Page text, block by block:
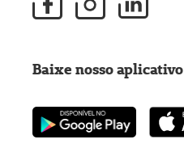
Baixe nosso aplicativo